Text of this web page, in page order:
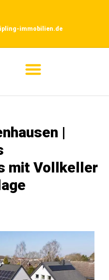
immobilien.de
|
mit Vollkeller